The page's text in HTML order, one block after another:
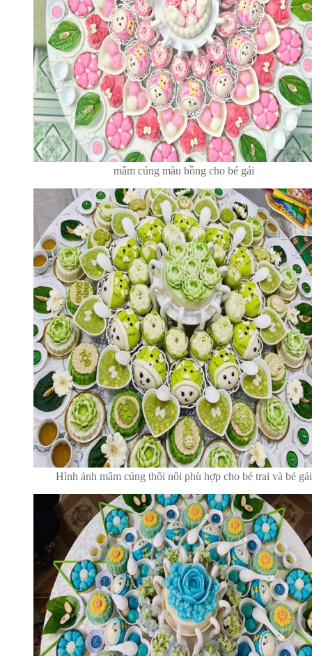
mâm cúng màu hồng cho bé gái
Hình ảnh mâm cúng thôi nôi phù hợp cho bé trai và bé gái